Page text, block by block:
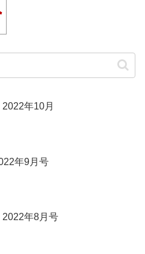
年10月
年9月号
年8月号